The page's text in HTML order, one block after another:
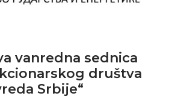
vanredna sednica
društva
Srbije“